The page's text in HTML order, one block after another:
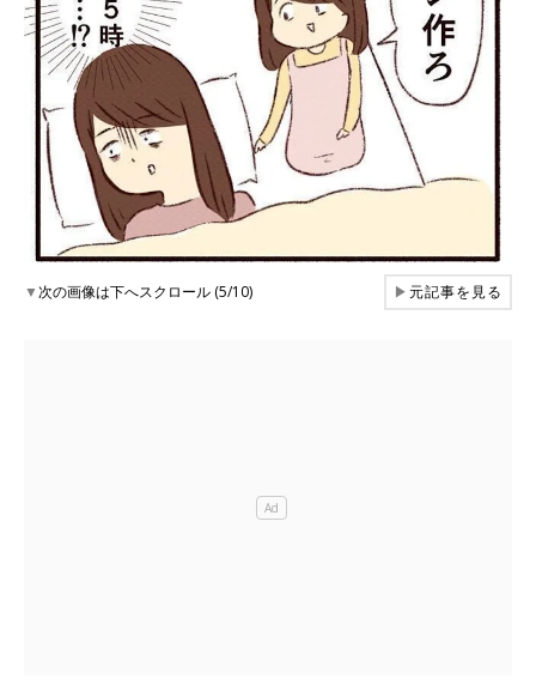
▼次の画像は下へスクロール (5/10) ▶元記事を見る